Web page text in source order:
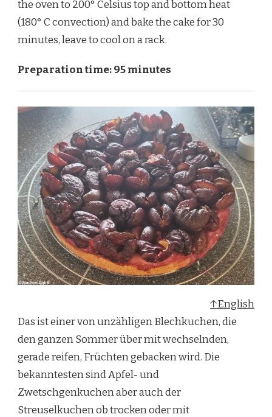
the oven to 200° Celsius top and bottom heat
(180° C convection) and bake the cake for 30
minutes, leave to cool on a rack.
Preparation time: 95 minutes
↑English
Das ist einer von unzähligen Blechkuchen, die
den ganzen Sommer über mit wechselnden,
gerade reifen, Früchten gebacken wird. Die
bekanntesten sind Apfel- und
Zwetschgenkuchen aber auch der
Streuselkuchen ob trocken oder mit